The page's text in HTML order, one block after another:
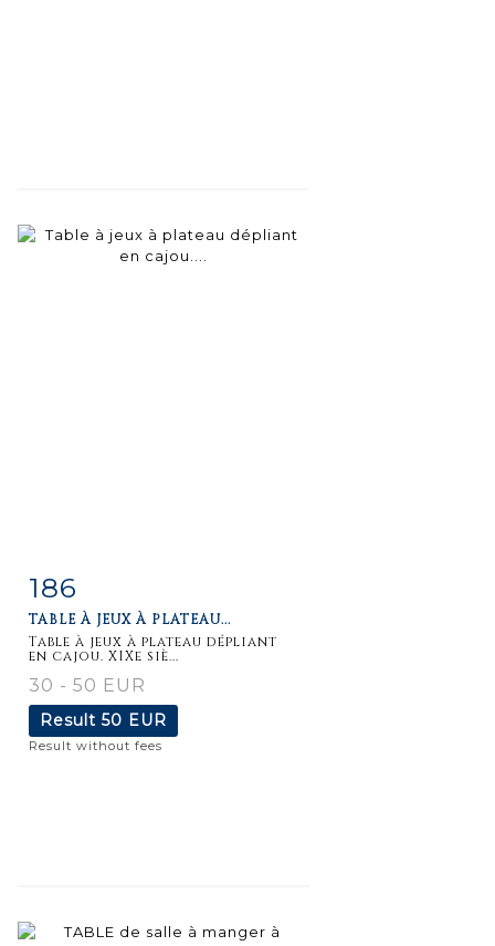
Item detail
186
TABLE À JEUX À PLATEAU...
Table à jeux à plateau dépliant
en cajou. XIXe siè...
30 - 50 EUR
Result 50 EUR
Result without fees